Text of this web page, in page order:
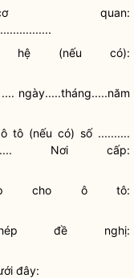
hệ (nếu có):
ngày.....tháng.....năm
tô (nếu có) số ..........
Nơi cấp:
cho ô tô:
đề nghị:
đây: